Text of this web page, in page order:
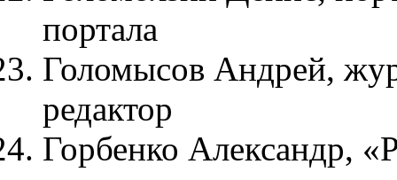
портала
Голомысов Андрей,
редактор
Горбенко Александр,